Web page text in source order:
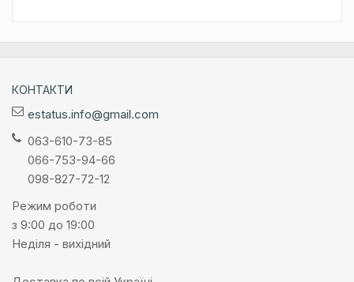
КОНТАКТИ
estatus.info@gmail.com
063-610-73-85
066-753-94-66
098-827-72-12
Режим роботи
з 9:00 до 19:00
Неділя - вихідний